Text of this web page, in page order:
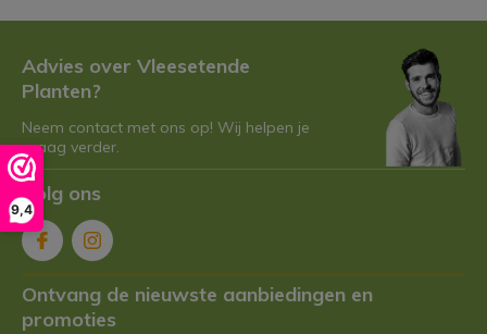
9,4
Advies over Vleesetende
Planten?
Neem contact met ons op! Wij helpen je
graag verder.
Volg ons
Ontvang de nieuwste aanbiedingen en
promoties